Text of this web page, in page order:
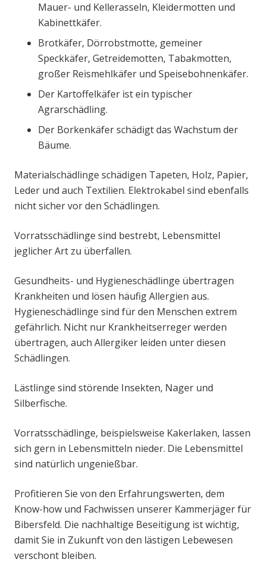
Mauer- und Kellerasseln, Kleidermotten und
Kabinettkäfer.
Brotkäfer, Dörrobstmotte, gemeiner
Speckkäfer, Getreidemotten, Tabakmotten,
großer Reismehlkäfer und Speisebohnenkäfer.
Der Kartoffelkäfer ist ein typischer
Agrarschädling.
Der Borkenkäfer schädigt das Wachstum der
Bäume.
Materialschädlinge schädigen Tapeten, Holz, Papier,
Leder und auch Textilien. Elektrokabel sind ebenfalls
nicht sicher vor den Schädlingen.
Vorratsschädlinge sind bestrebt, Lebensmittel
jeglicher Art zu überfallen.
Gesundheits- und Hygieneschädlinge übertragen
Krankheiten und lösen häufig Allergien aus.
Hygieneschädlinge sind für den Menschen extrem
gefährlich. Nicht nur Krankheitserreger werden
übertragen, auch Allergiker leiden unter diesen
Schädlingen.
Lästlinge sind störende Insekten, Nager und
Silberfische.
Vorratsschädlinge, beispielsweise Kakerlaken, lassen
sich gern in Lebensmitteln nieder. Die Lebensmittel
sind natürlich ungenießbar.
Profitieren Sie von den Erfahrungswerten, dem
Know-how und Fachwissen unserer Kammerjäger für
Bibersfeld. Die nachhaltige Beseitigung ist wichtig,
damit Sie in Zukunft von den lästigen Lebewesen
verschont bleiben.